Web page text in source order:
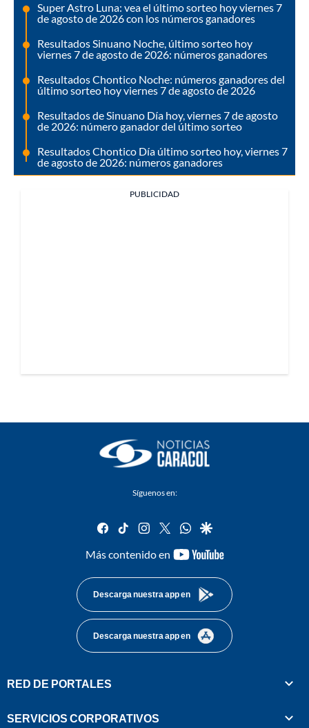
Super Astro Luna: vea el último sorteo hoy viernes 7
de agosto de 2026 con los números ganadores
Resultados Sinuano Noche, último sorteo hoy
viernes 7 de agosto de 2026: números ganadores
Resultados Chontico Noche: números ganadores del
último sorteo hoy viernes 7 de agosto de 2026
Resultados de Sinuano Día hoy, viernes 7 de agosto
de 2026: número ganador del último sorteo
Resultados Chontico Día último sorteo hoy, viernes 7
de agosto de 2026: números ganadores
PUBLICIDAD
Síguenos en:
facebook
tiktok instagram
twitterwhatsapp
google
Más contenido en
youtube-
Descarga nuestra app en
Descarga nuestra app en
RED DE PORTALES
SERVICIOS CORPORATIVOS